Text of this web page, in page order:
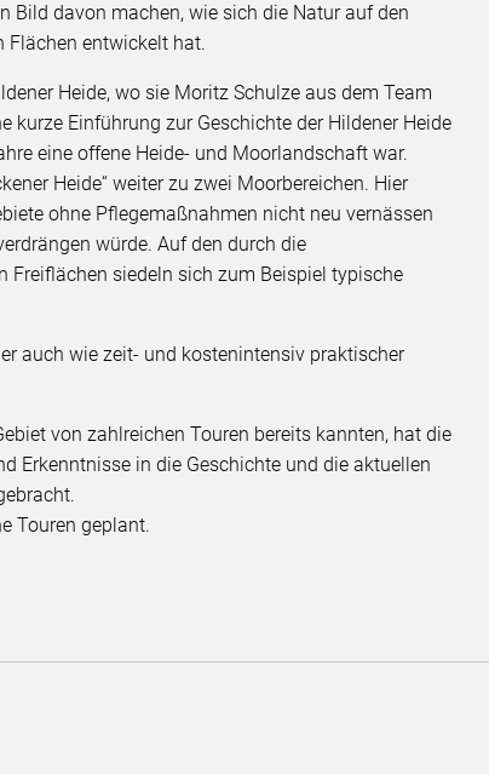
Bild davon machen, wie sich die Natur auf den
Flächen entwickelt hat.
Heide, wo sie Moritz Schulze aus dem Team
kurze Einführung zur Geschichte der Hildener Heide
eine offene Heide- und Moorlandschaft war.
Heide“ weiter zu zwei Moorbereichen. Hier
ohne Pflegemaßnahmen nicht neu vernässen
würde. Auf den durch die
siedeln sich zum Beispiel typische
auch wie zeit- und kostenintensiv praktischer
von zahlreichen Touren bereits kannten, hat die
Erkenntnisse in die Geschichte und die aktuellen
Touren geplant.